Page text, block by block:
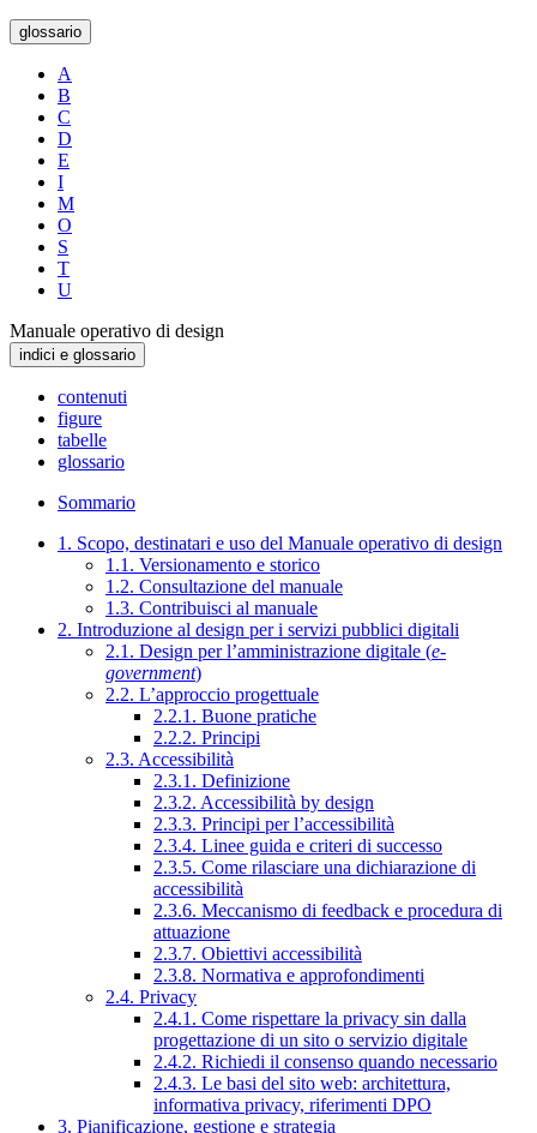
glossario
A
B
C
D
E
I
M
O
S
T
U
Manuale operativo di design
indici e glossario
contenuti
figure
tabelle
glossario
Sommario
1. Scopo, destinatari e uso del Manuale operativo di design
1.1. Versionamento e storico
1.2. Consultazione del manuale
1.3. Contribuisci al manuale
2. Introduzione al design per i servizi pubblici digitali
2.1. Design per l’amministrazione digitale (e-
government)
2.2. L’approccio progettuale
2.2.1. Buone pratiche
2.2.2. Principi
2.3. Accessibilità
2.3.1. Definizione
2.3.2. Accessibilità by design
2.3.3. Principi per l’accessibilità
2.3.4. Linee guida e criteri di successo
2.3.5. Come rilasciare una dichiarazione di
accessibilità
2.3.6. Meccanismo di feedback e procedura di
attuazione
2.3.7. Obiettivi accessibilità
2.3.8. Normativa e approfondimenti
2.4. Privacy
2.4.1. Come rispettare la privacy sin dalla
progettazione di un sito o servizio digitale
2.4.2. Richiedi il consenso quando necessario
2.4.3. Le basi del sito web: architettura,
informativa privacy, riferimenti DPO
3. Pianificazione, gestione e strategia